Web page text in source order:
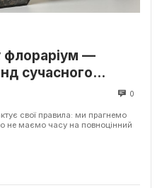
флораріум —
сучасного
0
свої правила: ми прагнемо
не маємо часу на повноцінний